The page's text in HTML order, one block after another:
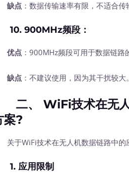
缺点 ：数据传输速率有限，不适合
900MHz频段：
优点 ：900MHz频段可用于数据链
缺点 ：不建议使用，因为其干扰较大
、 WiFi技术在无人
案?
于WiFi技术在无人机数据链路中的
应用限制